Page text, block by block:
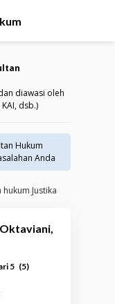
diawasi oleh
dsb.)
Hukum
Anda
Justika
5 (5)